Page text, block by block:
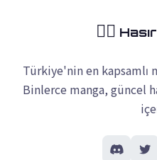
🏴‍☠️
Türkiye'nin en kapsamlı
Binlerce manga, güncel